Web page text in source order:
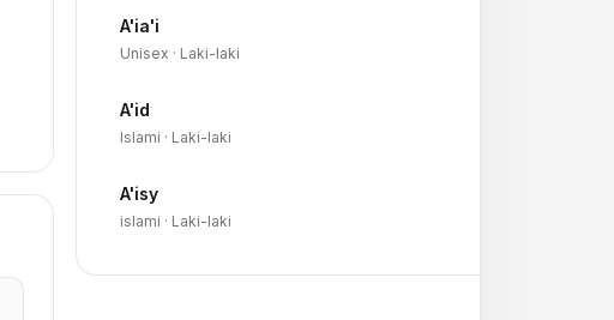
A'ia'i
Unisex · Laki-laki
A'id
Islami · Laki-laki
A'isy
islami · Laki-laki